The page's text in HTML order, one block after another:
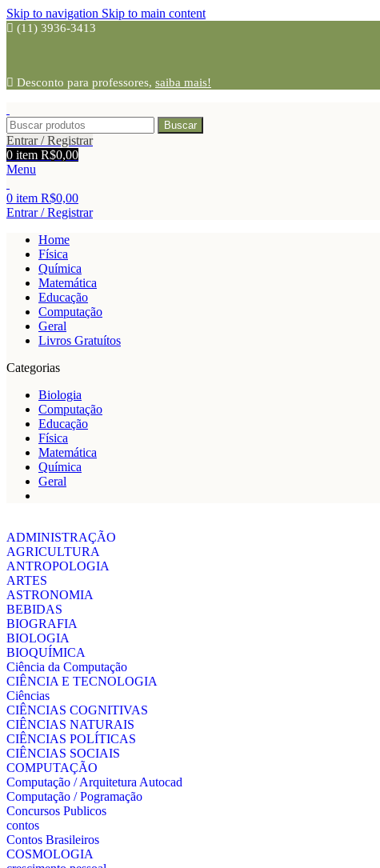
Skip to navigation Skip to main content
(11) 3936-3413
Desconto para professores, saiba mais!
Buscar
Entrar / Registrar
0 item R$0,00
Menu
0 item R$0,00
Entrar / Registrar
Home
Física
Química
Matemática
Educação
Computação
Geral
Livros Gratuítos
Categorias
Biologia
Computação
Educação
Física
Matemática
Química
Geral
ADMINISTRAÇÃO
AGRICULTURA
ANTROPOLOGIA
ARTES
ASTRONOMIA
BEBIDAS
BIOGRAFIA
BIOLOGIA
BIOQUÍMICA
Ciência da Computação
CIÊNCIA E TECNOLOGIA
Ciências
CIÊNCIAS COGNITIVAS
CIÊNCIAS NATURAIS
CIÊNCIAS POLÍTICAS
CIÊNCIAS SOCIAIS
COMPUTAÇÃO
Computação / Arquitetura Autocad
Computação / Pogramação
Concursos Publicos
contos
Contos Brasileiros
COSMOLOGIA